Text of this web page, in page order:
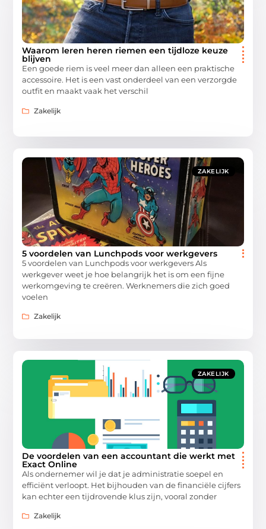
Waarom leren heren riemen een tijdloze keuze
blijven
Een goede riem is veel meer dan alleen een praktische
accessoire. Het is een vast onderdeel van een verzorgde
outfit en maakt vaak het verschil
Zakelijk
ZAKELIJK
5 voordelen van Lunchpods voor werkgevers
5 voordelen van Lunchpods voor werkgevers Als
werkgever weet je hoe belangrijk het is om een fijne
werkomgeving te creëren. Werknemers die zich goed
voelen
Zakelijk
ZAKELIJK
De voordelen van een accountant die werkt met
Exact Online
Als ondernemer wil je dat je administratie soepel en
efficiënt verloopt. Het bijhouden van de financiële cijfers
kan echter een tijdrovende klus zijn, vooral zonder
Zakelijk